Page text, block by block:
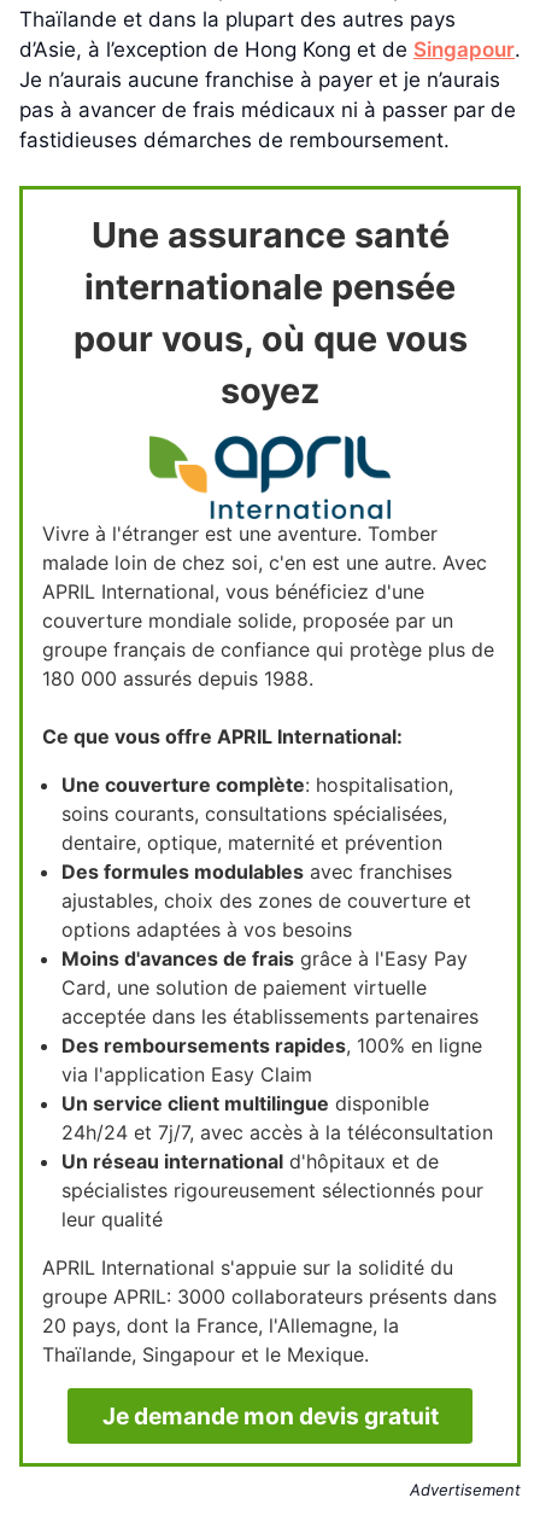
Thaïlande et dans la plupart des autres pays
d’Asie, à l’exception de Hong Kong et de Singapour.
Je n’aurais aucune franchise à payer et je n’aurais
pas à avancer de frais médicaux ni à passer par de
fastidieuses démarches de remboursement.
Une assurance santé
internationale pensée
pour vous, où que vous
soyez
Vivre à l'étranger est une aventure. Tomber
malade loin de chez soi, c'en est une autre. Avec
APRIL International, vous bénéficiez d'une
couverture mondiale solide, proposée par un
groupe français de confiance qui protège plus de
180 000 assurés depuis 1988.
Ce que vous offre APRIL International:
Une couverture complète: hospitalisation,
soins courants, consultations spécialisées,
dentaire, optique, maternité et prévention
Des formules modulables avec franchises
ajustables, choix des zones de couverture et
options adaptées à vos besoins
Moins d'avances de frais grâce à l'Easy Pay
Card, une solution de paiement virtuelle
acceptée dans les établissements partenaires
Des remboursements rapides, 100% en ligne
via l'application Easy Claim
Un service client multilingue disponible
24h/24 et 7j/7, avec accès à la téléconsultation
Un réseau international d'hôpitaux et de
spécialistes rigoureusement sélectionnés pour
leur qualité
APRIL International s'appuie sur la solidité du
groupe APRIL: 3000 collaborateurs présents dans
20 pays, dont la France, l'Allemagne, la
Thaïlande, Singapour et le Mexique.
Je demande mon devis gratuit
Advertisement